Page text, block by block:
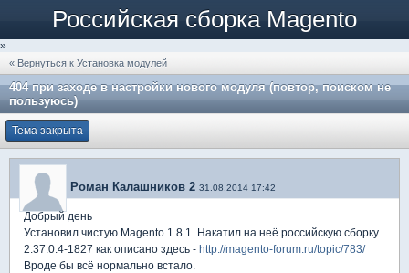
Российская сборка Magento
»
« Вернуться к Установка модулей
404 при заходе в настройки нового модуля (повтор, поиском не
пользуюсь)
Тема закрыта
Роман Калашников 2 31.08.2014 17:42
Добрый день
Установил чистую Magento 1.8.1. Накатил на неё российскую сборку
2.37.0.4-1827 как описано здесь - http://magento-forum.ru/topic/783/
Вроде бы всё нормально встало.